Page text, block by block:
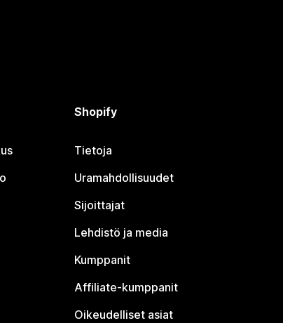
Shopify
Tietoja
Uramahdollisuudet
Sijoittajat
Lehdistö ja media
Kumppanit
Affiliate-kumppanit
Oikeudelliset asiat